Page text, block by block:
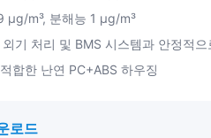
µg/m³, 분해능 1 µg/m³
기 처리 및 BMS 시스템과 안정적으
합한 난연 PC+ABS 하우징
로드